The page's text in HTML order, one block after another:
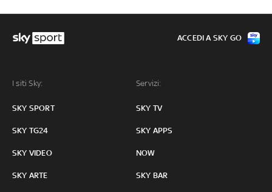
I siti Sky:
SKY SPORT
SKY TG24
SKY VIDEO
SKY ARTE
Servizi:
SKY TV
SKY APPS
NOW
SKY BAR
ACCEDI A SKY GO